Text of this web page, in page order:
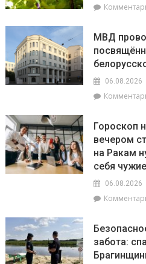
МВД
06.08.2026
Гороскоп
вечером
на Ракам
себя
06.08.2026
забота: